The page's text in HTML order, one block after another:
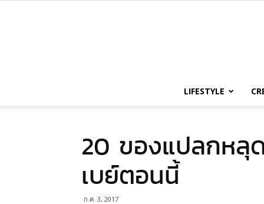
LIFESTYLE
20 ของแปลกหลุ
เบย์ตอนนี้
ก.ค. 3, 2017